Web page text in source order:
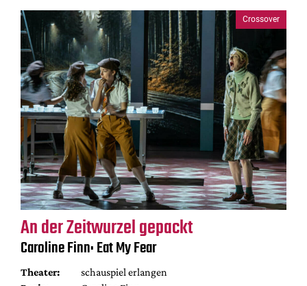
Crossover
An der Zeitwurzel gepackt
Caroline Finn: Eat My Fear
Theater:
schauspiel erlangen